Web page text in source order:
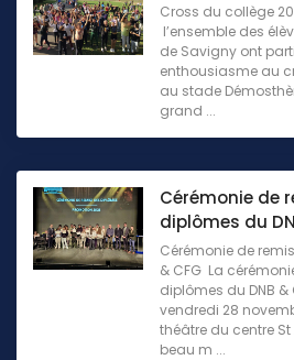
Cross du collège
l’ensemble des
de Savigny ont
enthousiasme au
au stade
grand ...
Cérémonie de
diplômes du
Cérémonie de
& CFG La
diplômes du DNB &
vendredi 28
théâtre du centre St
beau m ...